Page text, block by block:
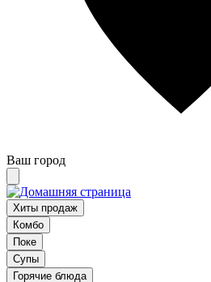
Ваш город
Хиты продаж
Комбо
Поке
Супы
Горячие блюда